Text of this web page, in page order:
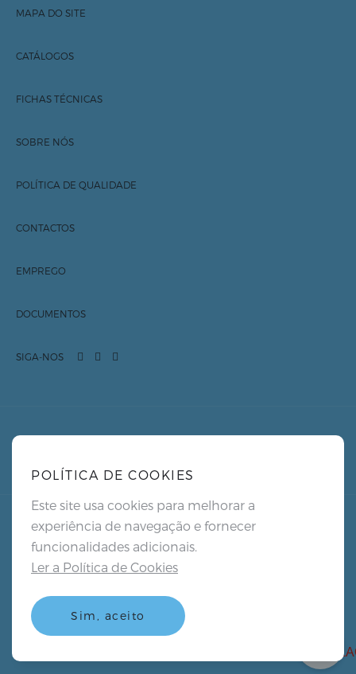
POLÍTICA DE COOKIES
Este site usa cookies para melhorar a
experiência de navegação e fornecer
funcionalidades adicionais.
Ler a Política de Cookies
Sim, aceito
MAPA DO SITE
Marcas
Produtos
Sobre nós
Notícias
CATÁLOGOS
FICHAS TÉCNICAS
Rolos Marquesa
SOBRE NÓS
Compromisso ambiental
POLÍTICA DE QUALIDADE
CONTACTOS
EMPREGO
DOCUMENTOS
SIGA-NOS
PT
Política de Privacidade
Política de Cookies
Termos e Condições